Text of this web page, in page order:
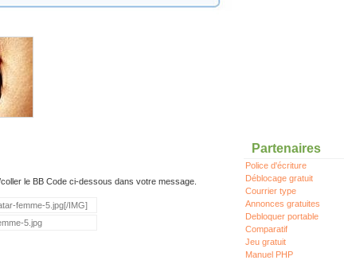
le BB Code ci-dessous dans votre message.
Partenaires
Police d'écriture
Déblocage gratuit
Courrier type
Annonces gratuites
Debloquer portable
Comparatif
Jeu gratuit
Manuel PHP